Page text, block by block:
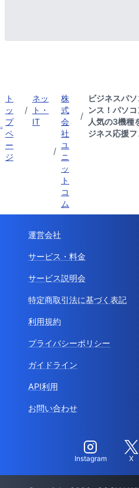
ト
ッ
プ
ペ
ー
ジ
/
ネッ
ト・
IT
/
株
式
会
社
ユ
ニ
ッ
ト
コ
ム
/
ビジネスパ
ンス！パソ
人気の3機種
ジネス応援
運営会社
サービス・料金
サービス説明会
特定商取引法に基づく表記
利用規約
プライバシーポリシー
ガイドライン
API利用
お問い合わせ
Instagram X